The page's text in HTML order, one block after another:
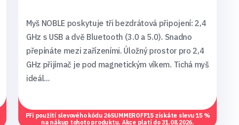
Myš NOBLE poskytuje tři bezdrátová připojení: 2,4
GHz s USB a dvě Bluetooth (3.0 a 5.0). Snadno
přepínáte mezi zařízeními. Úložný prostor pro 2,4
GHz přijímač je pod magnetickým víkem. Tichá myš
ideál...
Při použití slevového kódu 26SUMMEROFF15 získáte slevu 15 %
na nákup tohoto produktu. Akce platí do 31.08.2026.